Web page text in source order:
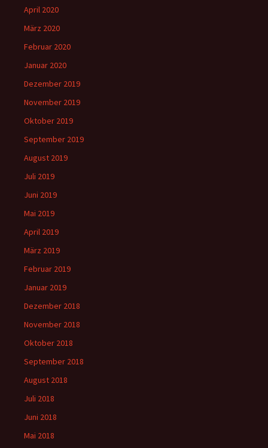
April 2020
März 2020
Februar 2020
Januar 2020
Dezember 2019
November 2019
Oktober 2019
September 2019
August 2019
Juli 2019
Juni 2019
Mai 2019
April 2019
März 2019
Februar 2019
Januar 2019
Dezember 2018
November 2018
Oktober 2018
September 2018
August 2018
Juli 2018
Juni 2018
Mai 2018